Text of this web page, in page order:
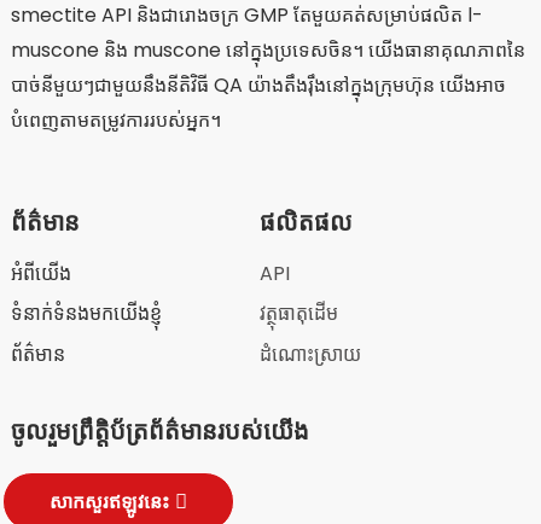
smectite API និងជារោងចក្រ GMP តែមួយគត់សម្រាប់ផលិត l-
muscone និង muscone នៅក្នុងប្រទេសចិន។ យើងធានាគុណភាពនៃ
បាច់នីមួយៗជាមួយនឹងនីតិវិធី QA យ៉ាងតឹងរ៉ឹងនៅក្នុងក្រុមហ៊ុន យើងអាច
បំពេញតាមតម្រូវការរបស់អ្នក។
ព័ត៌មាន
អំពីយើង
ទំនាក់ទំនងមកយើងខ្ញុំ
ព័ត៌មាន
ផលិតផល
API
វត្ថុធាតុដើម
ដំណោះស្រាយ
ចូលរួមព្រឹត្តិប័ត្រព័ត៌មានរបស់យើង
សាកសួរឥឡូវនេះ